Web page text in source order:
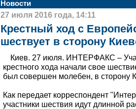
Новости
27 июля 2016 года, 14:11
Крестный ход с
шествует в сторону
Киев. 27 июля. ИНТЕРФАКС –
крестного хода начали свое
был совершен молебен, в сторону
Как передает корреспондент
участники шествия идут длинной